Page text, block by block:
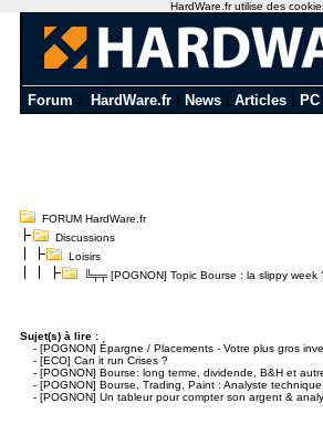
Forum HardWare.fr News Articles PC
FORUM HardWare.fr
Discussions
Loisirs
╚╤╤ [POGNON] Topic Bourse : la slippy week
Sujet(s) à lire :
- [POGNON] Épargne / Placements - Votre plus gros
- [ECO] Can it run Crises ?
- [POGNON] Bourse: long terme, dividende, B&H et
- [POGNON] Bourse, Trading, Paint : Analyste
- [POGNON] Un tableur pour compter son argent &
HardWare.fr utilise des